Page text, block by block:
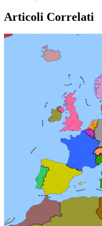
Articoli Correlati